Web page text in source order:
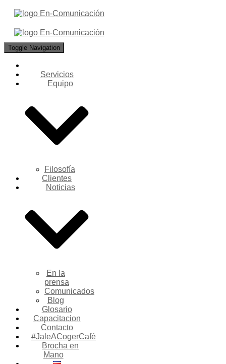
Toggle Navigation
Servicios
Equipo
Filosofía
Clientes
Noticias
En la
prensa
Comunicados
Blog
Glosario
Capacitacion
Contacto
#JaleACogerCafé
Brocha en
Mano